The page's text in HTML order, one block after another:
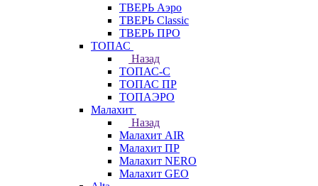
ТВЕРЬ Аэро
ТВЕРЬ Classic
ТВЕРЬ ПРО
ТОПАС
Назад
ТОПАС-С
ТОПАС ПР
ТОПАЭРО
Малахит
Назад
Малахит AIR
Малахит ПР
Малахит NERO
Малахит GEO